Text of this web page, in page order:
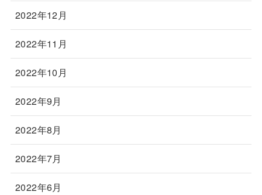
2022年12月
2022年11月
2022年10月
2022年9月
2022年8月
2022年7月
2022年6月